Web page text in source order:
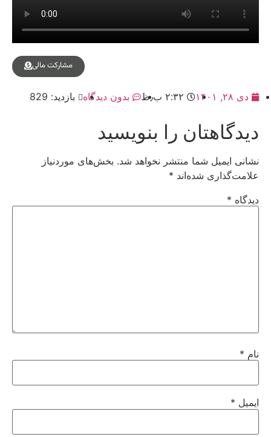
مشارکت مالی
دی ۲۸, ۱۴۰۱ ۲:۳۲ ب٫ظ بدون دیدگاه بازدید: 829
دیدگاهتان را بنویسید
نشانی ایمیل شما منتشر نخواهد شد. بخش‌های موردنیاز
علامت‌گذاری شده‌اند *
دیدگاه *
نام *
ایمیل *